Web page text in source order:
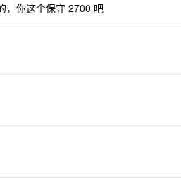
，你这个保守 2700 吧